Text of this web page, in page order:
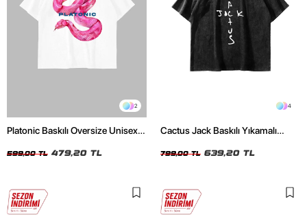
2
Platonic Baskılı Oversize Unisex
599,00 TL 479,20 TL
4
Cactus Jack Baskılı Yıkamalı
799,00 TL 639,20 TL